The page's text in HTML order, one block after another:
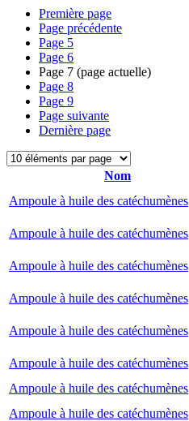
Première page
Page précédente
Page 5
Page 6
Page 7 (page actuelle)
Page 8
Page 9
Page suivante
Dernière page
Nom
Ampoule à huile des catéchumènes
Ampoule à huile des catéchumènes
Ampoule à huile des catéchumènes
Ampoule à huile des catéchumènes
Ampoule à huile des catéchumènes
Ampoule à huile des catéchumènes
Ampoule à huile des catéchumènes
Ampoule à huile des catéchumènes